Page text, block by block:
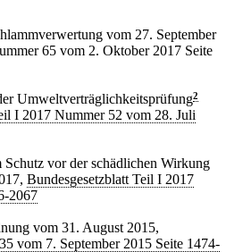
vom 27. September
65 vom 2. Oktober 2017 Seite
Umweltverträglichkeitsprüfung2
I 2017 Nummer 52 vom 28. Juli
Schutz vor der schädlichen Wirkung
Bundesgesetzblatt Teil I 2017
2067
vom 31. August 2015,
vom 7. September 2015 Seite 1474-